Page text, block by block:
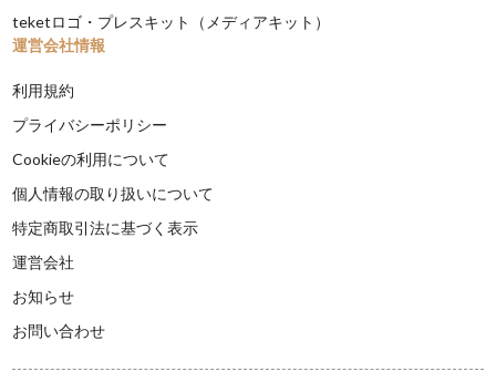
teketロゴ・プレスキット（メディアキット）
運営会社情報
利用規約
プライバシーポリシー
Cookieの利用について
個人情報の取り扱いについて
特定商取引法に基づく表示
運営会社
お知らせ
お問い合わせ